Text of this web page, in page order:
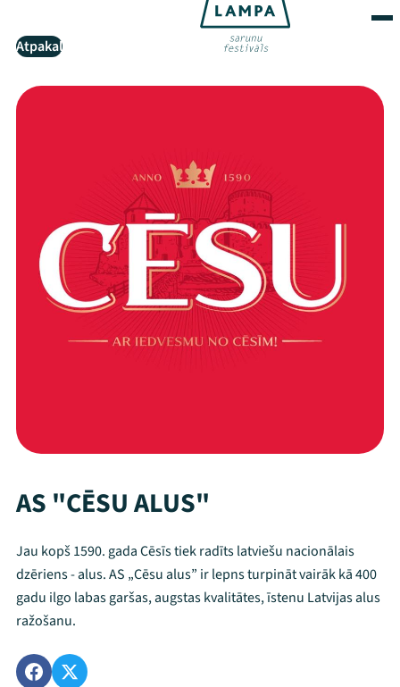
Atpakaļ
AS "CĒSU ALUS"
Jau kopš 1590. gada Cēsīs tiek radīts latviešu nacionālais
dzēriens - alus. AS „Cēsu alus” ir lepns turpināt vairāk kā 400
gadu ilgo labas garšas, augstas kvalitātes, īstenu Latvijas alus
ražošanu.